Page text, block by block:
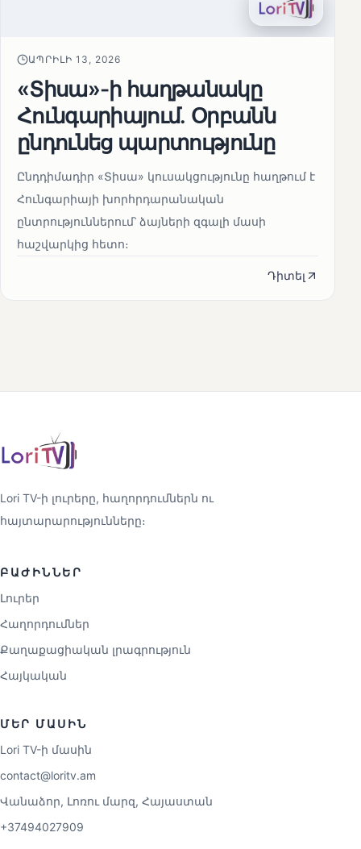
ԱՊՐԻԼԻ 13, 2026
«Տիսա»-ի հաղթանակը
Հունգարիայում․ Օրբանն
ընդունեց պարտությունը
Ընդդիմադիր «Տիսա» կուսակցությունը հաղթում է
Հունգարիայի խորհրդարանական
ընտրություններում՝ ձայների զգալի մասի
հաշվարկից հետո։
Դիտել
Lori TV-ի լուրերը, հաղորդումներն ու
հայտարարությունները։
ԲԱԺԻՆՆԵՐ
Լուրեր
Հաղորդումներ
Քաղաքացիական լրագրություն
Հայկական
ՄԵՐ ՄԱՍԻՆ
Lori TV-ի մասին
contact@loritv.am
Վանաձոր, Լոռու մարզ, Հայաստան
+37494027909